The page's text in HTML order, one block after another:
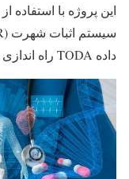
داده TODA راه اندازی می‌شود.